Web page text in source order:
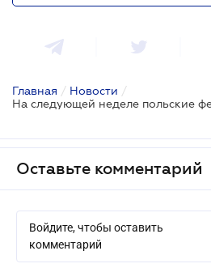
Главная / Новости /
Оставьте комментарий
Войдите, чтобы оставить
комментарий